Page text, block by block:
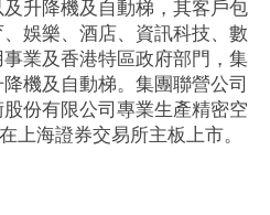
升降機及自動梯，其客戶包
娛樂、酒店、資訊科技、數
業及香港特區政府部門，集
機及自動梯。集團聯營公司
份有限公司專業生產精密空
上海證券交易所主板上市。